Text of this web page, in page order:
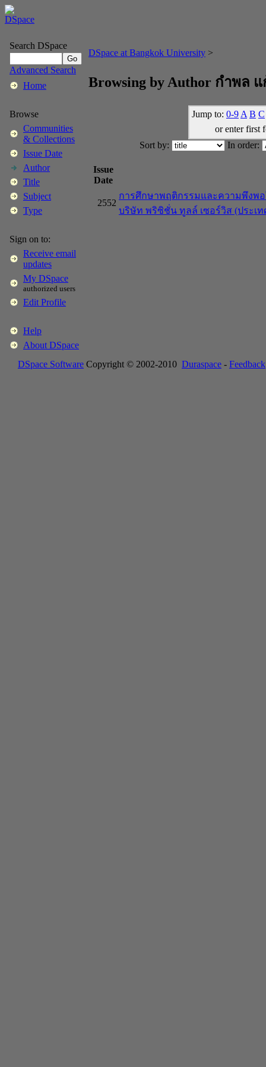
Search DSpace
Advanced Search
Home
Browse
Communities
& Collections
Issue Date
Author
Title
Subject
Type
Sign on to:
Receive email
updates
My DSpace
authorized users
Edit Profile
Help
About DSpace
DSpace at Bangkok University >
Browsing by Author กำพล
Jump to: 0-9 A B C
or enter first
Sort by:
In order:
Issue
Date
2552
การศึกษาพฤติกรรมและความพึงพ
บริษัท พริซิชั่น ทูลล์ เซอร์วิส (ประเท
DSpace Software Copyright © 2002-2010 Duraspace - Feedback